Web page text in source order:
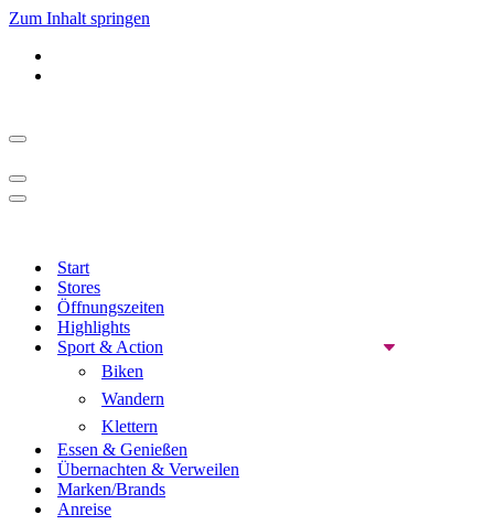
Zum Inhalt springen
Navigationsmenü
Navigationsmenü
Navigationsmenü
Start
Stores
Öffnungszeiten
Highlights
Sport & Action
Biken
Wandern
Klettern
Essen & Genießen
Übernachten & Verweilen
Marken/Brands
Anreise